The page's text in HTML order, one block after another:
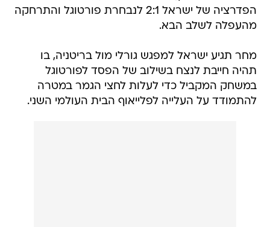
הפדרציה של ישראל 2:1 לנבחרת פורטוגל והתרחקה
מהעפלה לשלב הבא.
מחר תגיע ישראל למפגש גורלי מול בריטניה, בו
תהיה חייבת לנצח בשילוב של הפסד לפורטוגל
במשחק המקביל כדי לעלות לחצי הגמר במטרה
להתמודד על העלייה לפלייאוף הבית העולמי השני.